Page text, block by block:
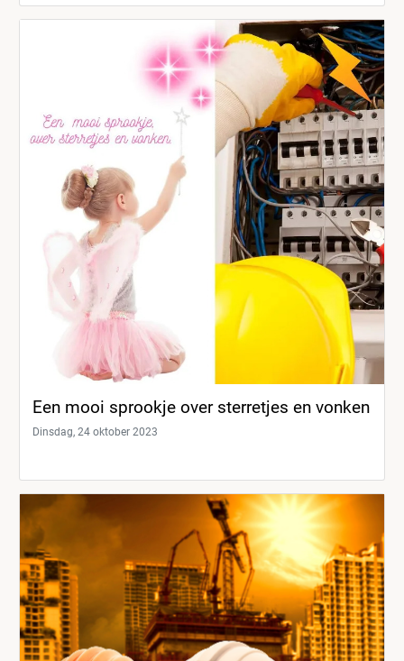
Een mooi sprookje over sterretjes en vonken
Dinsdag, 24 oktober 2023